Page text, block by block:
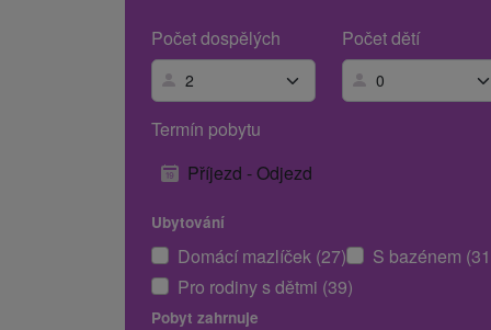
Počet dospělých
Počet dětí
Termín pobytu
Příjezd - Odjezd
Ubytování
Domácí mazlíček (27)
S bazénem
Pro rodiny s dětmi (39)
Pobyt zahrnuje